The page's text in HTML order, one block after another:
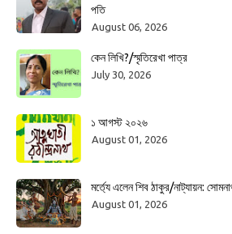
পতি
August 06, 2026
কেন লিখি?/স্মৃতিরেখা পাত্র
July 30, 2026
১ আগস্ট ২০২৬
August 01, 2026
মর্ত্যে এলেন শিব ঠাকুর/নাট্যায়ন:
August 01, 2026